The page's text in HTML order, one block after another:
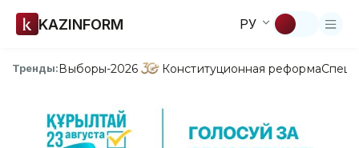
KAZINFORM РУ
Тренды:Выборы-2026 Конституционная реформа